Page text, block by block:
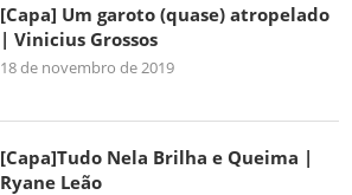
[Capa] Um garoto (quase) atropelado
| Vinicius Grossos
18 de novembro de 2019
[Capa]Tudo Nela Brilha e Queima |
Ryane Leão